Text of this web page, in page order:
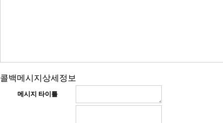
콜백메시지상세정보
메시지 타이틀